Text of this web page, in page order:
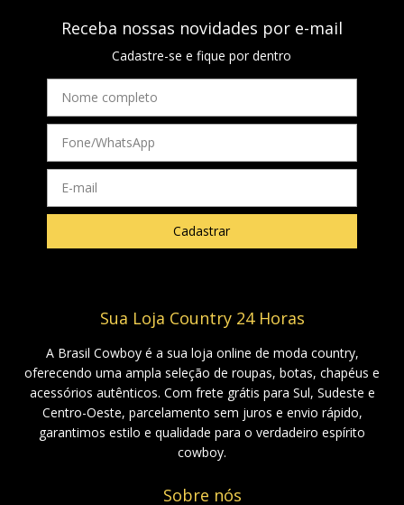
Receba nossas novidades por e-mail
Cadastre-se e fique por dentro
Sua Loja Country 24 Horas
A Brasil Cowboy é a sua loja online de moda country,
oferecendo uma ampla seleção de roupas, botas, chapéus e
acessórios autênticos. Com frete grátis para Sul, Sudeste e
Centro-Oeste, parcelamento sem juros e envio rápido,
garantimos estilo e qualidade para o verdadeiro espírito
cowboy.
Sobre nós